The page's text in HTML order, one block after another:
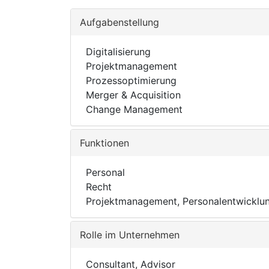
Aufgabenstellung
Digitalisierung
Projektmanagement
Prozessoptimierung
Merger & Acquisition
Change Management
Funktionen
Personal
Recht
Projektmanagement,
Rolle im Unternehmen
Consultant, Advisor